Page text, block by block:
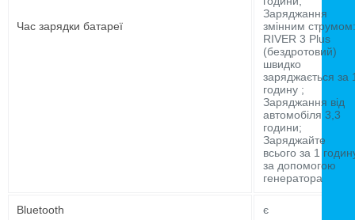
Час зарядки батареї
Заряджання
змінним струмом:
RIVER 3 Plus
(бездротовий)
швидко
заряджається за
годину ;
Заряджання від
автомобіля 3,3
години;
Заряджайте
всього за 1
за допомогою
генератора
Bluetooth є